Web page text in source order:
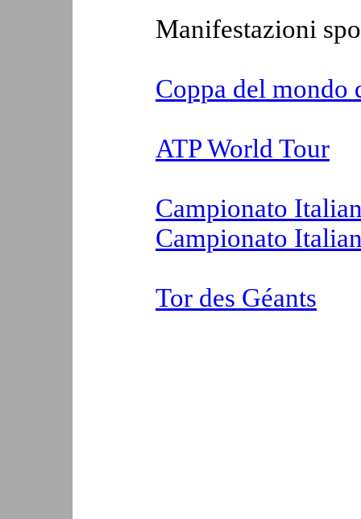
Manifestazioni
Coppa del mondo
ATP World Tour
Campionato
Campionato
Tor des Géants